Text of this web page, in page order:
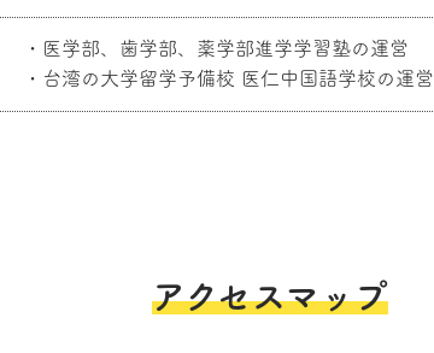
・医学部、歯学部、薬学部進学学習塾の運営
・台湾の大学留学予備校 医仁中国語学校の運営
アクセスマップ